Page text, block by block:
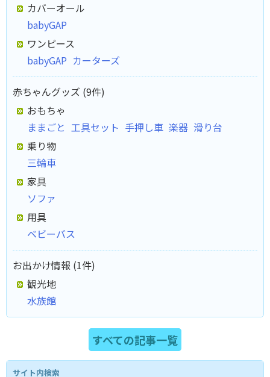
カバーオール
babyGAP
ワンピース
babyGAP カーターズ
赤ちゃんグッズ (9件)
おもちゃ
ままごと 工具セット 手押し車 楽器 滑り台
乗り物
三輪車
家具
ソファ
用具
ベビーバス
お出かけ情報 (1件)
観光地
水族館
すべての記事一覧
サイト内検索